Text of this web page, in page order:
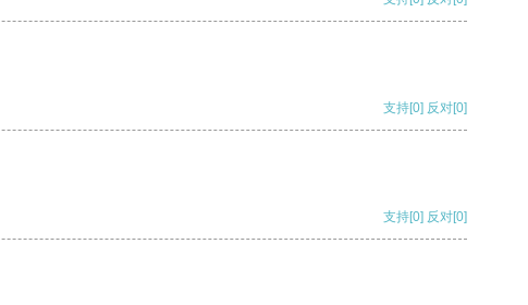
支持[0] 反对[0]
支持[0] 反对[0]